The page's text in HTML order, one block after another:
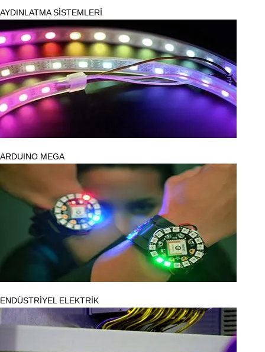
AYDINLATMA SİSTEMLERİ
ARDUINO MEGA
ENDÜSTRİYEL ELEKTRİK